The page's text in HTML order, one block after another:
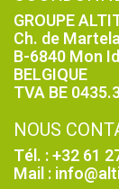
GROUPE
Ch. de
B-6840 Mon
BELGIQUE
TVA BE
NOUS
Tél. : +32 61
Mail :